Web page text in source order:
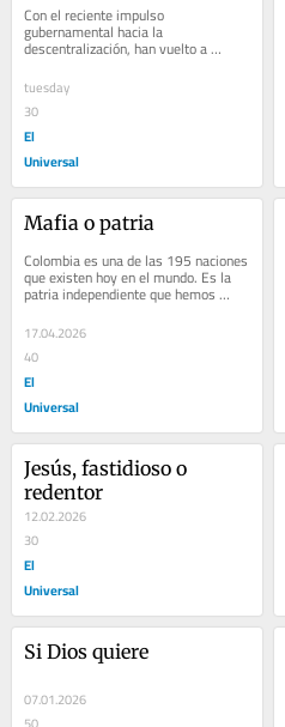
Con el reciente impulso
gubernamental hacia la
descentralización, han vuelto a
escucharse voces livianas que
descalifican a Rafael Núñez,...
tuesday
30
El
Universal
Mafia o patria
Colombia es una de las 195 naciones
que existen hoy en el mundo. Es la
patria independiente que hemos
construido y consolidado durante 216
años, como...
17.04.2026
40
El
Universal
Jesús, fastidioso o
redentor
12.02.2026
30
El
Universal
Si Dios quiere
07.01.2026